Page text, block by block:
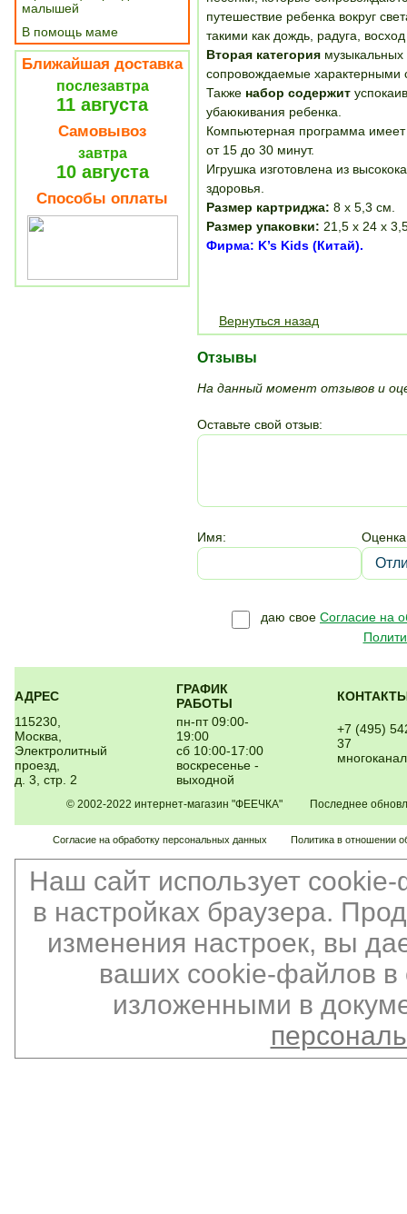
малышей
В помощь маме
Ближайшая доставка
послезавтра
11 августа
Самовывоз
завтра
10 августа
Способы оплаты
путешествие ребенка вокруг
такими как дождь, радуга,
Вторая категория музыкальных
сопровождаемые характерными
Также набор содержит
убаюкивания ребенка.
Компьютерная программа
от 15 до 30 минут.
Игрушка изготовлена из
здоровья.
Размер картриджа: 8 х 5,3 см.
Размер упаковки: 21,5 х 24 х
Фирма: K’s Kids (Китай).
Вернуться назад
Отзывы
На данный момент отзывов и
Оставьте свой отзыв:
Имя:
даю свое Согласие на
АДРЕС
ГРАФИК
РАБОТЫ
115230,
Москва,
Электролитный
проезд,
д. 3, стр. 2
пн-пт 09:00-
19:00
сб 10:00-17:00
воскресенье -
выходной
+7 (495)
37
© 2002-2022 интернет-магазин "ФЕЕЧКА" Последнее
Согласие на обработку персональных данных Политика в отношении
Наш сайт использует
в настройках браузера.
изменения настроек, вы
ваших cookie-файлов в
изложенными в